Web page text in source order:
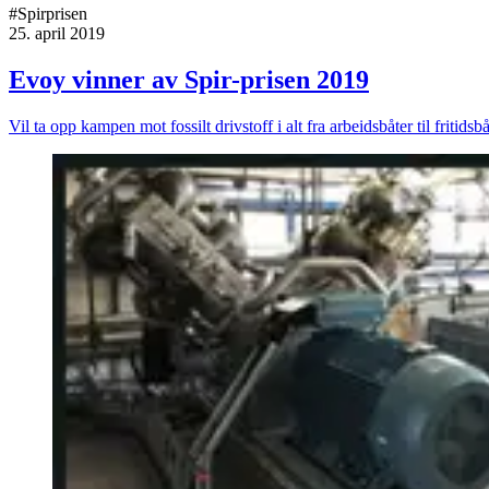
#Spirprisen
25. april 2019
Evoy vinner av Spir-prisen 2019
Vil ta opp kampen mot fossilt drivstoff i alt fra arbeidsbåter til